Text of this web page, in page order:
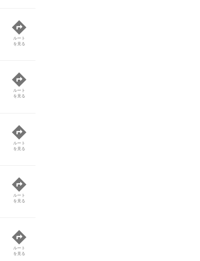
ルート
を見る
ルート
を見る
ルート
を見る
ルート
を見る
ルート
を見る